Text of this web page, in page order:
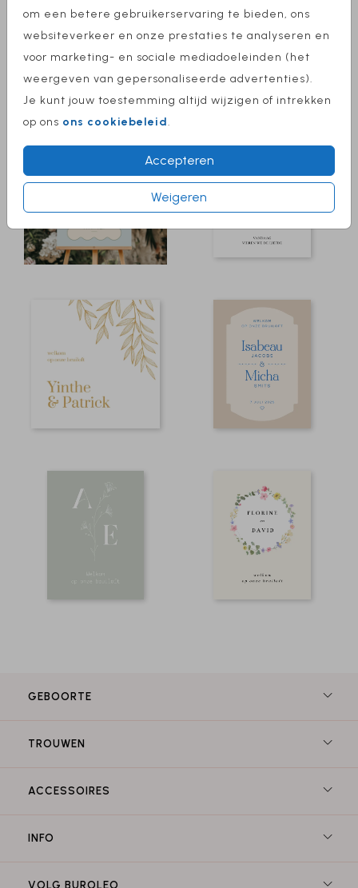
om een betere gebruikerservaring te bieden, ons
websiteverkeer en onze prestaties te analyseren en
voor marketing- en sociale mediadoeleinden (het
weergeven van gepersonaliseerde advertenties).
Je kunt jouw toestemming altijd wijzigen of intrekken
op ons ons cookiebeleid.
Accepteren
Weigeren
GEBOORTE
TROUWEN
ACCESSOIRES
INFO
VOLG BUROLEO